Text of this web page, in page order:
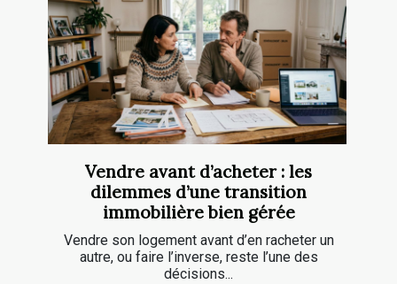
Vendre avant d’acheter : les
dilemmes d’une transition
immobilière bien gérée
Vendre son logement avant d’en racheter un
autre, ou faire l’inverse, reste l’une des
décisions...